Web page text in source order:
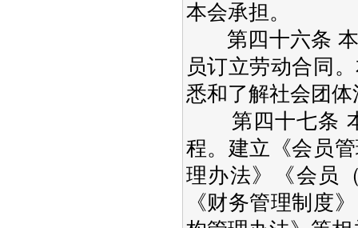
本会承担。
第四十六条 本
员订立劳动合同
悉和了解社会团
第四十七条 本
程。建立《会员
理办法》《会员
《财务管理制度